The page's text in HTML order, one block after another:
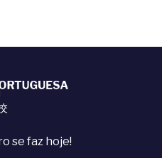
se faz hoje!